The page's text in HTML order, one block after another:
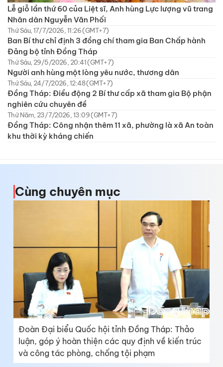
Lễ giỗ lần thứ 60 của Liệt sĩ, Anh hùng Lực lượng vũ trang
Nhân dân Nguyễn Văn Phối
Thứ Sáu, 17/7/2026, 11:26 (GMT+7)
Ban Bí thư chỉ định 3 đồng chí tham gia Ban Chấp hành
Đảng bộ tỉnh Đồng Tháp
Thứ Sáu, 29/5/2026, 20:41 (GMT+7)
Người anh hùng một lòng yêu nước, thương dân
Thứ Sáu, 24/7/2026, 12:48 (GMT+7)
Đồng Tháp: Điều động 2 Bí thư cấp xã tham gia Bộ phận
nghiên cứu chuyên đề
Thứ Năm, 23/7/2026, 13:09 (GMT+7)
Đồng Tháp: Công nhận thêm 11 xã, phường là xã An toàn
khu thời kỳ kháng chiến
Cùng chuyên mục
Đoàn Đại biểu Quốc hội tỉnh Đồng Tháp: Thảo
luận, góp ý hoàn thiện các quy định về kiến trúc
và công tác phòng, chống tội phạm